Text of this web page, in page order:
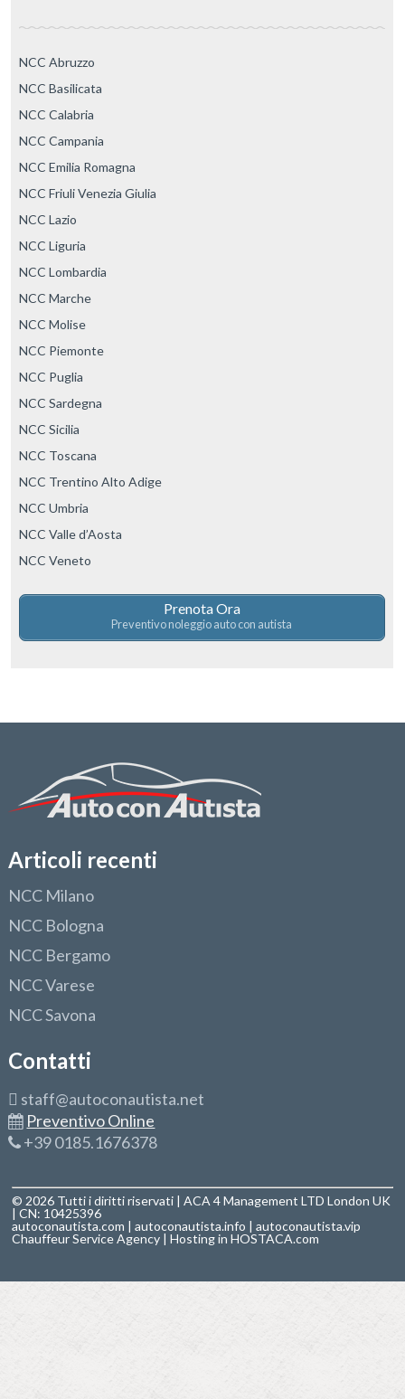
NCC Abruzzo
NCC Basilicata
NCC Calabria
NCC Campania
NCC Emilia Romagna
NCC Friuli Venezia Giulia
NCC Lazio
NCC Liguria
NCC Lombardia
NCC Marche
NCC Molise
NCC Piemonte
NCC Puglia
NCC Sardegna
NCC Sicilia
NCC Toscana
NCC Trentino Alto Adige
NCC Umbria
NCC Valle d’Aosta
NCC Veneto
Prenota Ora
Preventivo noleggio auto con autista
Articoli recenti
NCC Milano
NCC Bologna
NCC Bergamo
NCC Varese
NCC Savona
Contatti
staff@autoconautista.net
Preventivo Online
+39 0185.1676378
© 2026 Tutti i diritti riservati | ACA 4 Management LTD London UK
| CN: 10425396
autoconautista.com |autoconautista.info |autoconautista.vip
Chauffeur Service Agency | Hosting inHOSTACA.com